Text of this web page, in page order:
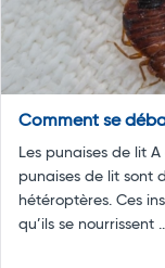
Comment se
Les punaises de lit
punaises de lit sont
hétéroptères. Ces
qu’ils se nourrissent ...